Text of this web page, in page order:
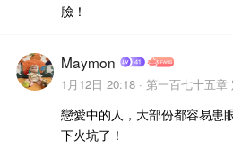
臉！
Maymon
1月12日 20:18 ·第一百七十五章
戀愛中的人，大部份都容易患
下火坑了！